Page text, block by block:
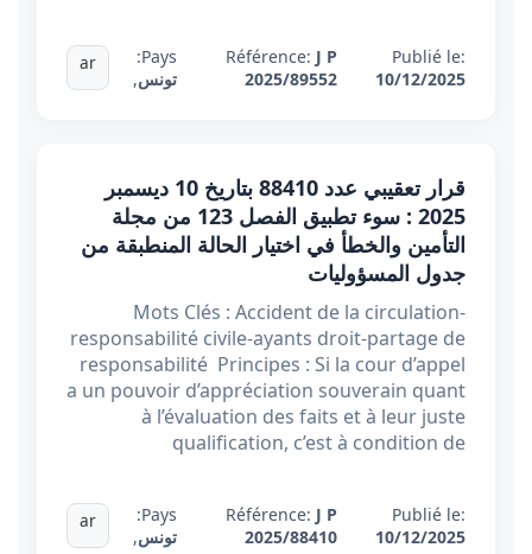
Publié le:
10/12/2025
Référence: J P
2025/89552
Pays:
تونس,
ar
قرار تعقيبي عدد 88410 بتاريخ 10 ديسمبر
2025 : سوء تطبيق الفصل 123 من مجلة
التأمين والخطأ في اختيار الحالة المنطبقة من
جدول المسؤوليات
Mots Clés : Accident de la circulation-
responsabilité civile-ayants droit-partage de
responsabilité Principes : Si la cour d’appel
a un pouvoir d’appréciation souverain quant
à l’évaluation des faits et à leur juste
qualification, c’est à condition de
Publié le:
10/12/2025
Référence: J P
2025/88410
Pays:
تونس,
ar